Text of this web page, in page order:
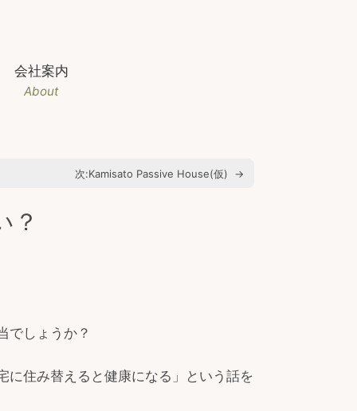
会社案内
About
次:Kamisato Passive House(仮) →
？
でしょうか？
に住み替えると健康になる」という話を